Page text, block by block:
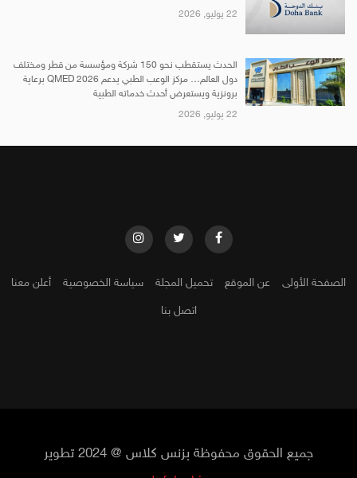
22 يوليو, 2026
الحدث يستقطب نحو 150 شركة ومؤسسة من قطر ومختلف
دول العالم… مركز الوعب الطبي يدعم QMED 2026 برعاية
برونزية ويستعرض أحدث خدماته الطبية
22 يوليو, 2026
الصفحة الأولى عن الموقع تحميل المجلة سياسة الخصوصية أعلن معنا
اتصل بنا
جميع الحقوق محفوظة بزنس كلاس @ 2024 تطوير